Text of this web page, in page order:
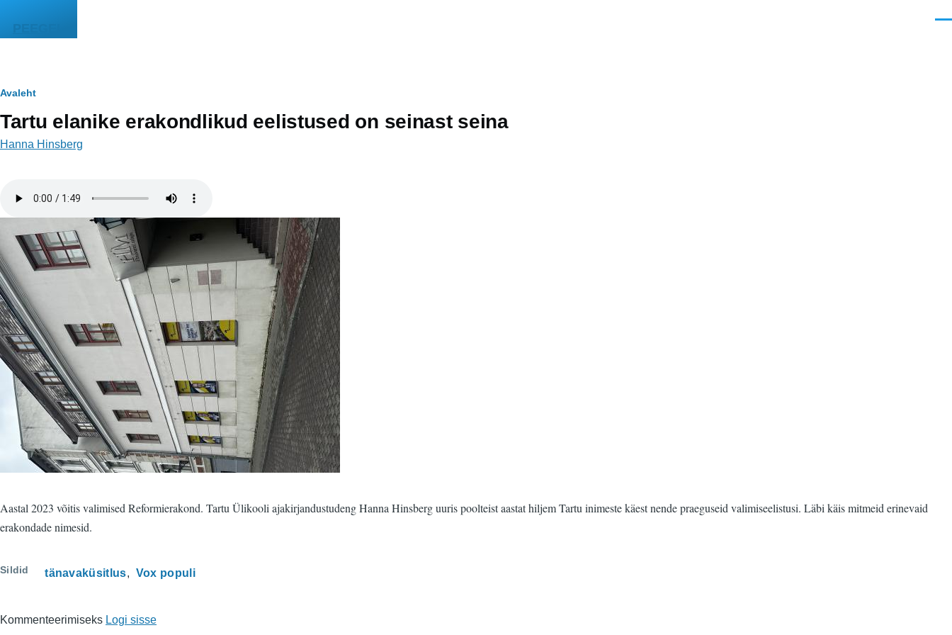
PEEGEL
Leivapuru
Avaleht
Tartu elanike erakondlikud eelistused on seinast seina
Hanna Hinsberg
Aastal 2023 võitis valimised Reformierakond. Tartu Ülikooli ajakirjandustudeng Hanna Hinsberg uuris poolteist aastat hiljem Tartu inimeste käest nende praeguseid valimiseelistusi. Läbi käis mitmeid erinevaid
erakondade nimesid.
Sildid tänavaküsitlus Vox populi
Kommenteerimiseks Logi sisse